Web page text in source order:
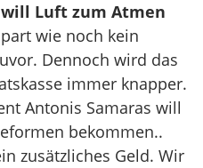
Luft zum Atmen
wie noch kein
Dennoch wird das
immer knapper.
Antonis Samaras will
bekommen..
zusätzliches Geld. Wir